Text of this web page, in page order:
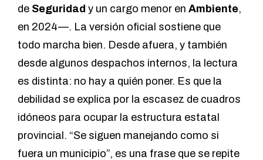
de Seguridad y un cargo menor en Ambiente,
en 2024—. La versión oficial sostiene que
todo marcha bien. Desde afuera, y también
desde algunos despachos internos, la lectura
es distinta: no hay a quién poner. Es que la
debilidad se explica por la escasez de cuadros
idóneos para ocupar la estructura estatal
provincial. “Se siguen manejando como si
fuera un municipio”, es una frase que se repite